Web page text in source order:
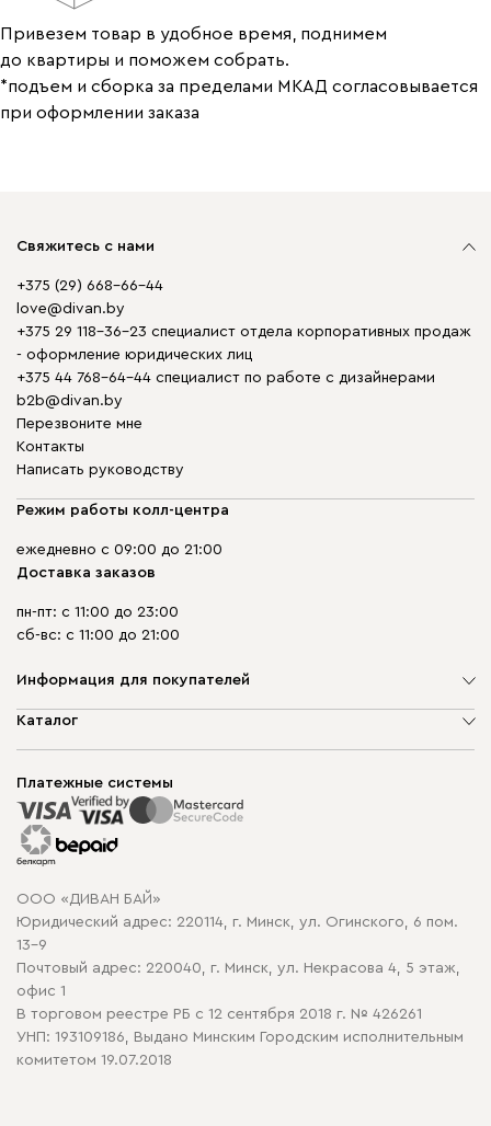
Привезем товар в удобное время, поднимем
до квартиры и поможем собрать.
*подъем и сборка за пределами МКАД согласовывается
при оформлении заказа
Свяжитесь с нами
+375 (29) 668-66-44
love@divan.by
+375 29 118-36-23 специалист отдела корпоративных продаж
- оформление юридических лиц
+375 44 768-64-44 специалист по работе с дизайнерами
b2b@divan.by
Перезвоните мне
Контакты
Написать руководству
Режим работы колл-центра
ежедневно с 09:00 до 21:00
Доставка заказов
пн-пт: с 11:00 до 23:00
сб-вс: с 11:00 до 21:00
Информация для покупателей
О компании
Способы оплаты
Рассрочка и кредит
Гарантия
Карта сайта
Политика конфиденциальности
Политика в отношении обработки cookie
Каталог
Корпусная мебель
Распродажа мебели
Платежные системы
ООО «ДИВАН БАЙ»
Юридический адрес: 220114, г. Минск, ул. Огинского, 6 пом.
13-9
Почтовый адрес: 220040, г. Минск, ул. Некрасова 4, 5 этаж,
офис 1
В торговом реестре РБ с 12 сентября 2018 г. № 426261
УНП: 193109186, Выдано Минским Городским исполнительным
комитетом 19.07.2018